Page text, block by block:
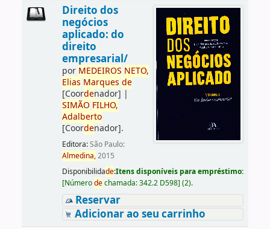
Direito dos
negócios
aplicado: do
direito
empresarial/
por MEDEIROS NETO,
Elias Marques de
[Coordenador] |
SIMÃO FILHO,
Adalberto
[Coordenador].
Editora:São Paulo:
Almedina,2015
Disponibilidade:Itens disponíveis para empréstimo:
[Númerodechamada:342.2 D598] (2).
Reservar
Adicionar ao seu carrinho